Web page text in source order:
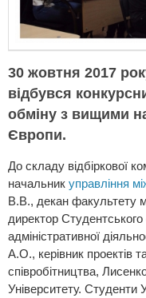
30 жовтня 2017
відбувся
обміну з вищими
Європи.
До складу відбіркової
начальник управління
В.В., декан факультету
директор
адміністративної
А.О., керівник проектів
співробітництва,
Університету.